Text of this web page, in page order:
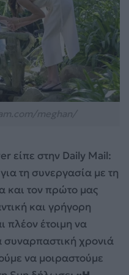
είπε στην Daily Mail:
τη συνεργασία με τη
και τον πρώτο μας
και γρήγορη
πλέον έτοιμη να
συναρπαστική χρονιά
να μοιραστούμε